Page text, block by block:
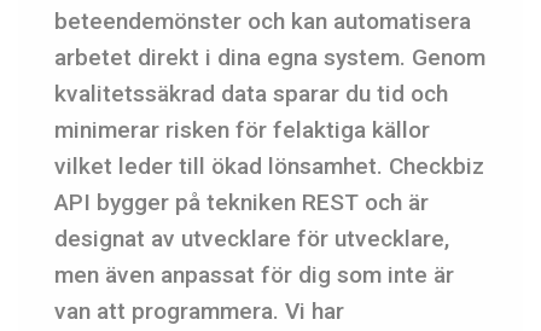
beteendemönster och kan automatisera
arbetet direkt i dina egna system. Genom
kvalitetssäkrad data sparar du tid och
minimerar risken för felaktiga källor
vilket leder till ökad lönsamhet. Checkbiz
API bygger på tekniken REST och är
designat av utvecklare för utvecklare,
men även anpassat för dig som inte är
van att programmera. Vi har